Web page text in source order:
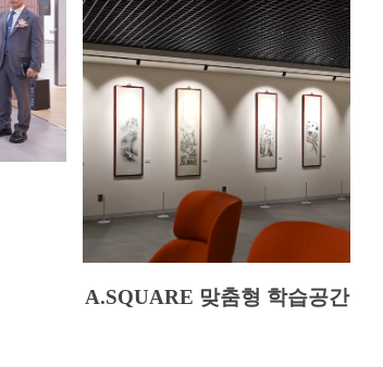
A.SQUARE 맞춤형 학습공간 구